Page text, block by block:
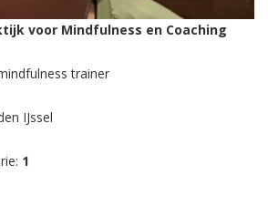
voor Mindfulness en Coaching
trainer
IJssel
1